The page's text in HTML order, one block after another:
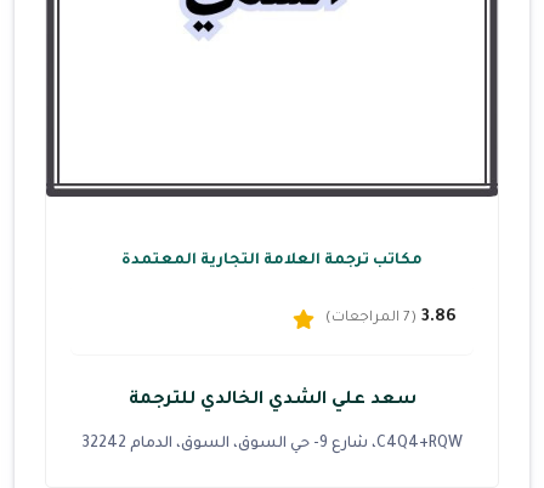
مكاتب ترجمة العلامة التجارية المعتمدة
3.86 (7 المراجعات)
سعد علي الشدي الخالدي للترجمة
C4Q4+RQW، شارع 9- حي السوق، السوق، الدمام 32242